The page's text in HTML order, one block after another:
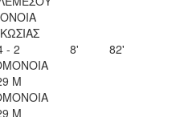
- 2
Μ
8' 82'
Μ